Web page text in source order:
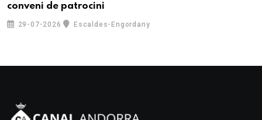
conveni de patrocini
29-07-2026 Escaldes-Engordany